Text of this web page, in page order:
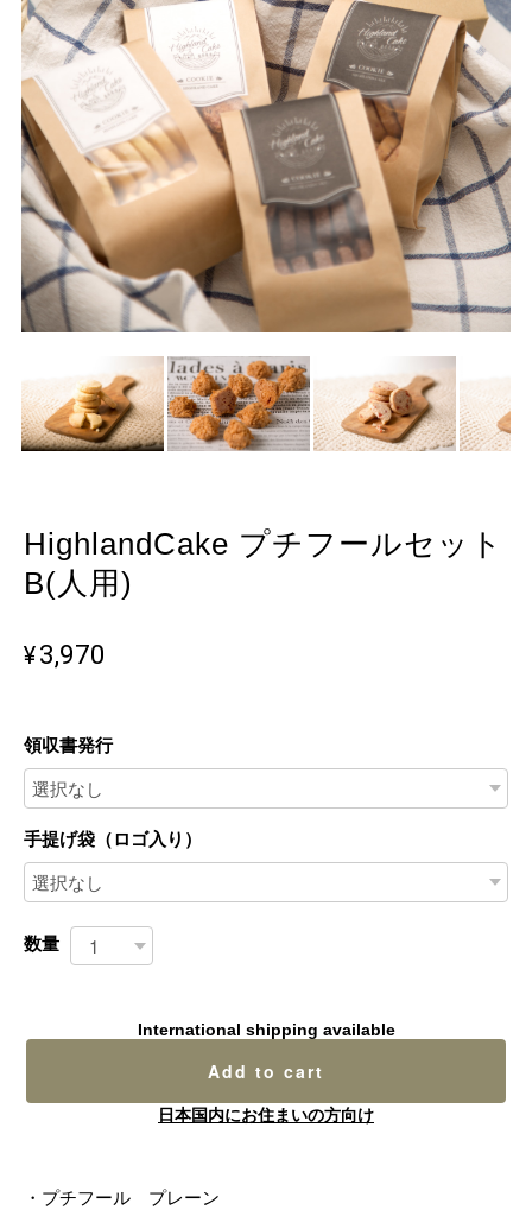
HighlandCake プチフールセット
B(人用)
¥3,970
領収書発行
手提げ袋（ロゴ入り）
数量
International shipping available
Add to cart
日本国内にお住まいの方向け
・プチフール プレーン